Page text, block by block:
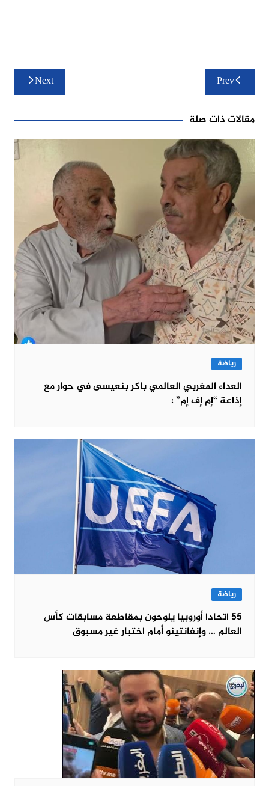
تصفّح
المقالات
Prev
Next
مقالات ذات صلة
رياضة
العداء المغربي العالمي باكر بنعيسى في حوار مع
إذاعة “إم إف إم” :
رياضة
55 اتحادا أوروبيا يلوحون بمقاطعة مسابقات كأس
العالم … وإنفانتينو أمام اختبار غير مسبوق